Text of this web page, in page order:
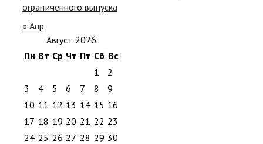
ограниченного выпуска
« Апр
Август 2026
Пн Вт Ср Чт Пт Сб Вс
1
2
3
4 5 6 7 8
9
10 11 12 13 14 15 16
17 18 19 20 21 22 23
24 25 26 27 28 29 30